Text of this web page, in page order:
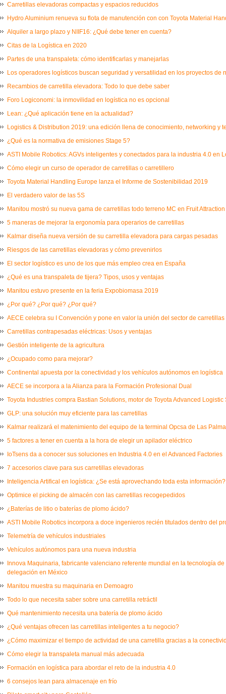
Carretillas elevadoras compactas y espacios reducidos
Hydro Aluminium renueva su flota de manutención con con Toyota Material
Alquiler a largo plazo y NIIF16: ¿Qué debe tener en cuenta?
Citas de la Logística en 2020
Partes de una transpaleta: cómo identificarlas y manejarlas
Los operadores logísticos buscan seguridad y versatilidad en los proyectos de
Recambios de carretilla elevadora: Todo lo que debe saber
Foro Logiconomi: la inmovilidad en logística no es opcional
Lean: ¿Qué aplicación tiene en la actualidad?
Logistics & Distribution 2019: una edición llena de conocimiento, networking y
¿Qué es la normativa de emisiones Stage 5?
ASTI Mobile Robotics: AGVs inteligentes y conectados para la industria 4.0 en
Cómo elegir un curso de operador de carretillas o carretillero
Toyota Material Handling Europe lanza el Informe de Sostenibilidad 2019
El verdadero valor de las 5S
Manitou mostró su nueva gama de carretillas todo terreno MC en Fruit Attraction
5 maneras de mejorar la ergonomía para operarios de carretillas
Kalmar diseña nueva versión de su carretilla elevadora para cargas pesadas
Riesgos de las carretillas elevadoras y cómo prevenirlos
El sector logístico es uno de los que más empleo crea en España
¿Qué es una transpaleta de tijera? Tipos, usos y ventajas
Manitou estuvo presente en la feria Expobiomasa 2019
¿Por qué? ¿Por qué? ¿Por qué?
AECE celebra su I Convención y pone en valor la unión del sector de carretillas
Carretillas contrapesadas eléctricas: Usos y ventajas
Gestión inteligente de la agricultura
¿Ocupado como para mejorar?
Continental apuesta por la conectividad y los vehículos autónomos en logística
AECE se incorpora a la Alianza para la Formación Profesional Dual
Toyota Industries compra Bastian Solutions, motor de Toyota Advanced Logistic
GLP: una solución muy eficiente para las carretillas
Kalmar realizará el matenimiento del equipo de la terminal Opcsa de Las
5 factores a tener en cuenta a la hora de elegir un apilador eléctrico
IoTsens da a conocer sus soluciones en Industria 4.0 en el Advanced Factories
7 accesorios clave para sus carretillas elevadoras
Inteligencia Artifical en logística: ¿Se está aprovechando toda esta información?
Optimice el picking de almacén con las carretillas recogepedidos
¿Baterías de litio o baterías de plomo ácido?
ASTI Mobile Robotics incorpora a doce ingenieros recién titulados dentro del
Telemetría de vehículos industriales
Vehículos autónomos para una nueva industria
Innova Maquinaria, fabricante valenciano referente mundial en la tecnología
delegación en México
Manitou muestra su maquinaria en Demoagro
Todo lo que necesita saber sobre una carretilla retráctil
Qué mantenimiento necesita una batería de plomo ácido
¿Qué ventajas ofrecen las carretillas inteligentes a tu negocio?
¿Cómo maximizar el tiempo de actividad de una carretilla gracias a la
Cómo elegir la transpaleta manual más adecuada
Formación en logística para abordar el reto de la industria 4.0
6 consejos lean para almacenaje en frío